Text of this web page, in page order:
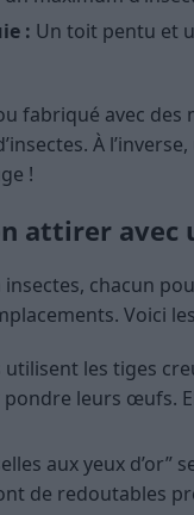
: Un toit pentu et
fabriqué avec
À
!
attirer avec
insectes, chacun
Voici
utilisent les tiges
leurs œufs.
aux yeux d’or”
de redoutables